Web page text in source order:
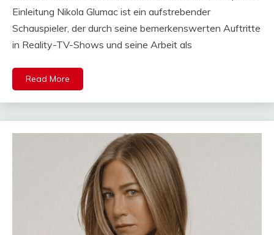
Einleitung Nikola Glumac ist ein aufstrebender
Schauspieler, der durch seine bemerkenswerten Auftritte
in Reality-TV-Shows und seine Arbeit als
Read More